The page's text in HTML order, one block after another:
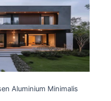
Aluminium Minimalis